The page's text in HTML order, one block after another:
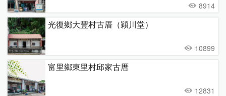
8914
光復鄉大豐村古厝（穎川堂）
10899
富里鄉東里村邱家古厝
12831